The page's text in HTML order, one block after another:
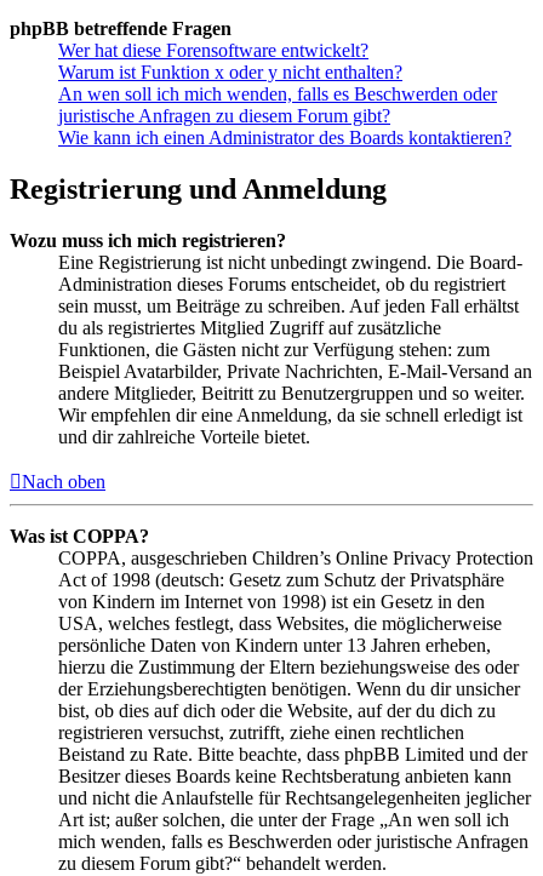
phpBB betreffende Fragen
Wer hat diese Forensoftware entwickelt?
Warum ist Funktion x oder y nicht enthalten?
An wen soll ich mich wenden, falls es Beschwerden oder
juristische Anfragen zu diesem Forum gibt?
Wie kann ich einen Administrator des Boards kontaktieren?
Registrierung und Anmeldung
Wozu muss ich mich registrieren?
Eine Registrierung ist nicht unbedingt zwingend. Die Board-
Administration dieses Forums entscheidet, ob du registriert
sein musst, um Beiträge zu schreiben. Auf jeden Fall erhältst
du als registriertes Mitglied Zugriff auf zusätzliche
Funktionen, die Gästen nicht zur Verfügung stehen: zum
Beispiel Avatarbilder, Private Nachrichten, E-Mail-Versand an
andere Mitglieder, Beitritt zu Benutzergruppen und so weiter.
Wir empfehlen dir eine Anmeldung, da sie schnell erledigt ist
und dir zahlreiche Vorteile bietet.
Nach oben
Was ist COPPA?
COPPA, ausgeschrieben Children’s Online Privacy Protection
Act of 1998 (deutsch: Gesetz zum Schutz der Privatsphäre
von Kindern im Internet von 1998) ist ein Gesetz in den
USA, welches festlegt, dass Websites, die möglicherweise
persönliche Daten von Kindern unter 13 Jahren erheben,
hierzu die Zustimmung der Eltern beziehungsweise des oder
der Erziehungsberechtigten benötigen. Wenn du dir unsicher
bist, ob dies auf dich oder die Website, auf der du dich zu
registrieren versuchst, zutrifft, ziehe einen rechtlichen
Beistand zu Rate. Bitte beachte, dass phpBB Limited und der
Besitzer dieses Boards keine Rechtsberatung anbieten kann
und nicht die Anlaufstelle für Rechtsangelegenheiten jeglicher
Art ist; außer solchen, die unter der Frage „An wen soll ich
mich wenden, falls es Beschwerden oder juristische Anfragen
zu diesem Forum gibt?“ behandelt werden.